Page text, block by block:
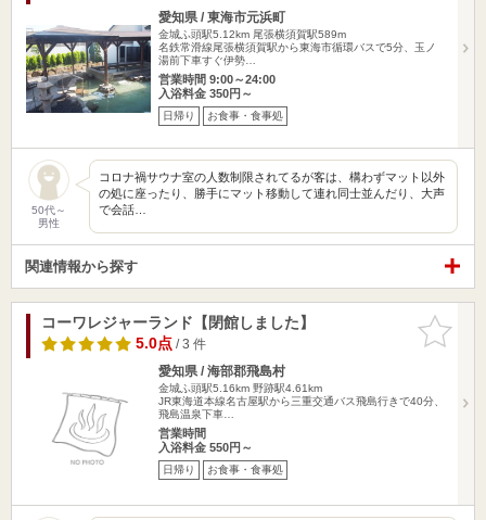
愛知県 / 東海市元浜町
金城ふ頭駅5.12km 尾張横須賀駅589m
名鉄常滑線尾張横須賀駅から東海市循環バスで5分、玉ノ
湯前下車すぐ伊勢…
営業時間 9:00～24:00
入浴料金 350円～
日帰り お食事・食事処
50代～
男性
コロナ禍サウナ室の人数制限されてるが客は、構わずマット以外
の処に座ったり、勝手にマット移動して連れ同士並んだり、大声
で会話…
関連情報から探す
お気に入
りに追加
コーワレジャーランド【閉館しました】
5.0点/ 3 件
愛知県 / 海部郡飛島村
金城ふ頭駅5.16km 野跡駅4.61km
JR東海道本線名古屋駅から三重交通バス飛島行きで40分、
飛島温泉下車…
営業時間
入浴料金 550円～
日帰り お食事・食事処